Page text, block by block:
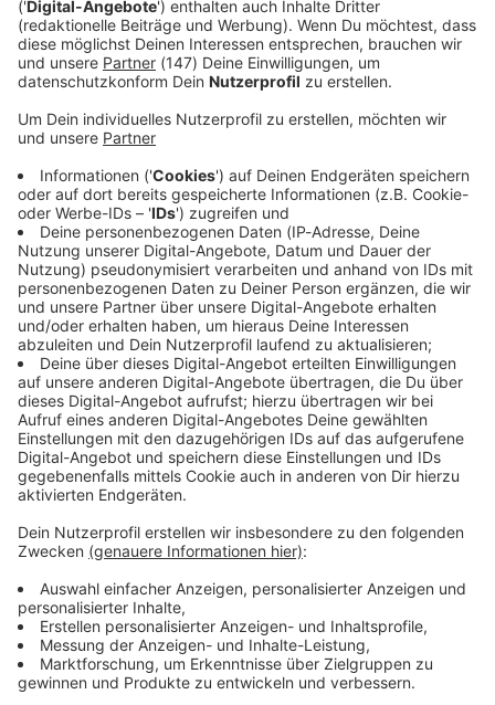
CSU ab. Die Debatte über dieReichensteuerbleibt offen.
Immer auf dem Laufenden
Verpass' nichts mehr - mit unserem kostenlosen
Lifestyle oder unsere neuesten Aktionen - wir
informieren dich.
Zum Newsletter anmelden